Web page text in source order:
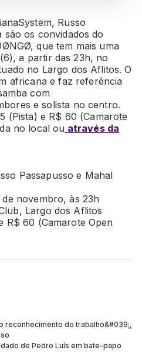
Russo
são os convidados do
que tem mais uma
a partir das 23h, no
no Largo dos Aflitos. O
africana e faz referência
com
e solista no centro.
(Pista) e R$ 60 (Camarote
no local ou através da
Passapusso e Mahal
novembro, às 23h
Largo dos Aflitos
R$ 60 (Camarote Open
reconhecimento do trabalho&#039;,
de Pedro Luís em bate-papo